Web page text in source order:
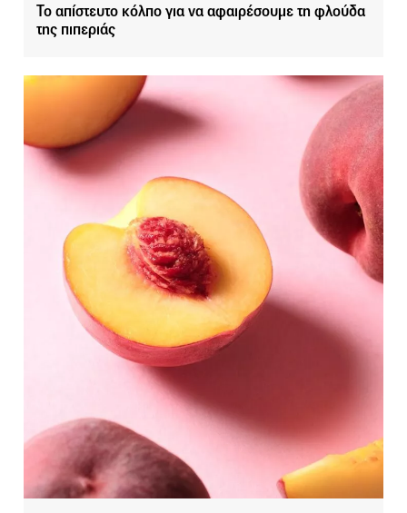
Το απίστευτο κόλπο για να αφαιρέσουμε τη φλούδα
της πιπεριάς